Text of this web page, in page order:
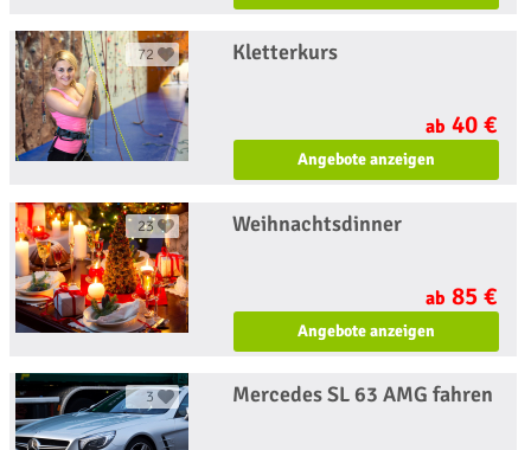
72 Kletterkurs
ab 40 €
Angebote anzeigen
23 Weihnachtsdinner
ab 85 €
Angebote anzeigen
3 Mercedes SL 63 AMG fahren